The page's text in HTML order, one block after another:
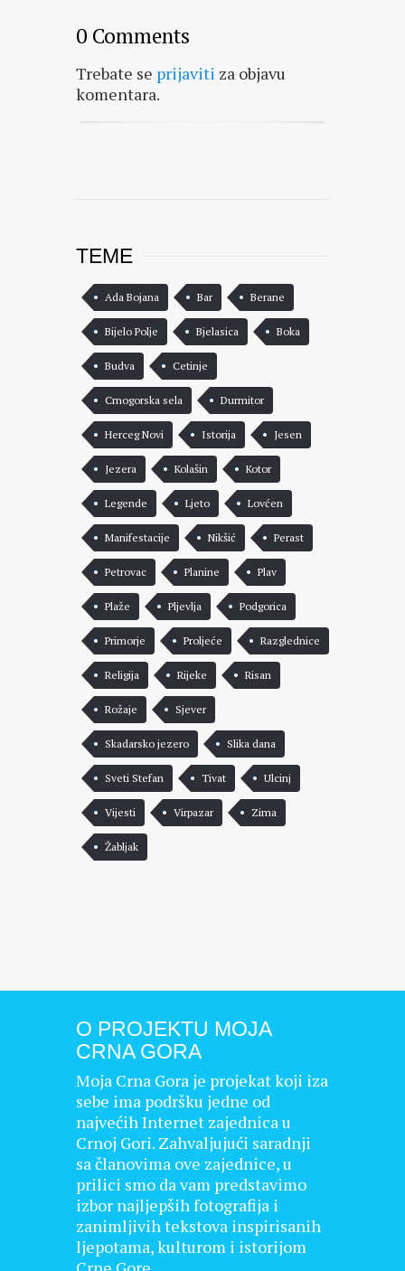
0 Comments
Trebate se prijaviti za objavu
komentara.
TEME
Ada Bojana Bar Berane
Bijelo Polje Bjelasica Boka
Budva Cetinje
Crnogorska sela Durmitor
Herceg Novi Istorija Jesen
Jezera Kolašin Kotor
Legende Ljeto Lovćen
Manifestacije Nikšić Perast
Petrovac Planine Plav
Plaže Pljevlja Podgorica
Primorje Proljeće Razglednice
Religija Rijeke Risan
Rožaje Sjever
Skadarsko jezero Slika dana
Sveti Stefan Tivat Ulcinj
Vijesti Virpazar Zima
Žabljak
O PROJEKTU MOJA
CRNA GORA
Moja Crna Gora je projekat koji iza
sebe ima podršku jedne od
najvećih Internet zajednica u
Crnoj Gori. Zahvaljujući saradnji
sa članovima ove zajednice, u
prilici smo da vam predstavimo
izbor najljepših fotografija i
zanimljivih tekstova inspirisanih
ljepotama, kulturom i istorijom